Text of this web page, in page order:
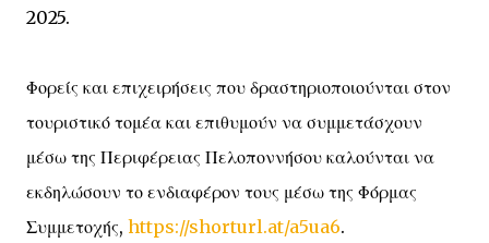
2025.
Φορείς και επιχειρήσεις που δραστηριοποιούνται στον
τουριστικό τομέα και επιθυμούν να συμμετάσχουν
μέσω της Περιφέρειας Πελοποννήσου καλούνται να
εκδηλώσουν το ενδιαφέρον τους μέσω της Φόρμας
Συμμετοχής, https://shorturl.at/a5ua6.